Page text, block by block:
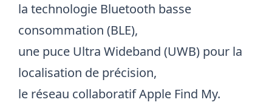
la technologie Bluetooth basse
consommation (BLE),
une puce Ultra Wideband (UWB) pour la
localisation de précision,
le réseau collaboratif Apple Find My.